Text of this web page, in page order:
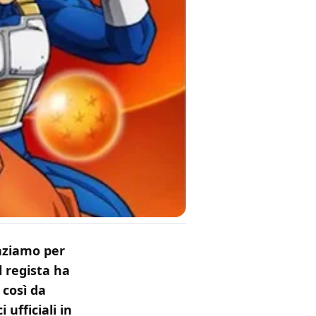
per
regista ha
da
ufficiali in